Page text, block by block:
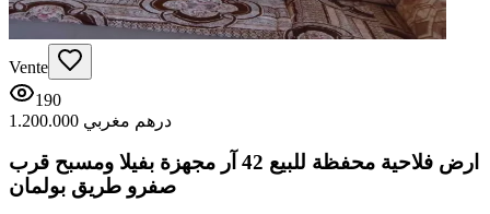
Vente
190
1.200.000 درهم مغربي
ارض فلاحية محفظة للبيع 42 آر مجهزة بفيلا ومسبح قرب
صفرو طريق بولمان